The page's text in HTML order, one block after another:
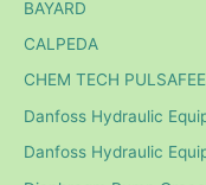
BAYARD
CALPEDA
CHEM TECH
Danfoss Hydraulic
Danfoss Hydraulic